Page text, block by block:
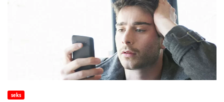
biti
najvažniji
oslonac
Srpskoj
seks